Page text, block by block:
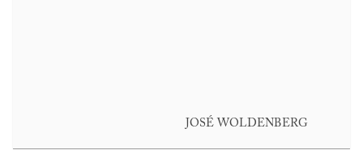
JOSÉ WOLDENBERG